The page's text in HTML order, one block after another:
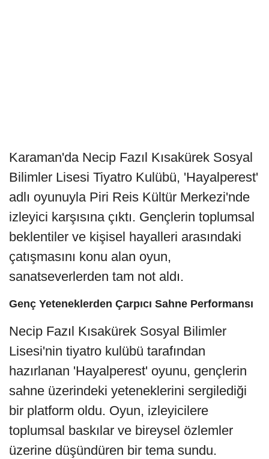
Karaman'da Necip Fazıl Kısakürek Sosyal
Bilimler Lisesi Tiyatro Kulübü, 'Hayalperest'
adlı oyunuyla Piri Reis Kültür Merkezi'nde
izleyici karşısına çıktı. Gençlerin toplumsal
beklentiler ve kişisel hayalleri arasındaki
çatışmasını konu alan oyun,
sanatseverlerden tam not aldı.
Genç Yeteneklerden Çarpıcı Sahne Performansı
Necip Fazıl Kısakürek Sosyal Bilimler
Lisesi'nin tiyatro kulübü tarafından
hazırlanan 'Hayalperest' oyunu, gençlerin
sahne üzerindeki yeteneklerini sergilediği
bir platform oldu. Oyun, izleyicilere
toplumsal baskılar ve bireysel özlemler
üzerine düşündüren bir tema sundu.